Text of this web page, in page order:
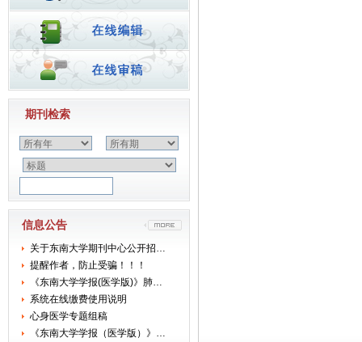
期刊检索
信息公告
关于东南大学期刊中心公开招…
提醒作者，防止受骗！！！
《东南大学学报(医学版)》肺…
系统在线缴费使用说明
心身医学专题组稿
《东南大学学报（医学版）》…